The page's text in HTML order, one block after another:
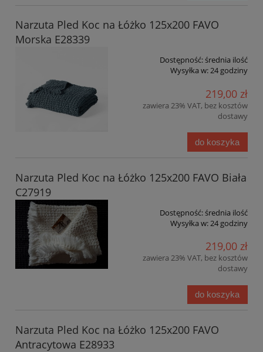
Narzuta Pled Koc na Łóżko 125x200 FAVO
Morska E28339
Dostępność:średnia ilość
Wysyłka w:24 godziny
219,00 zł
zawiera 23% VAT, bez kosztów
dostawy
do koszyka
Narzuta Pled Koc na Łóżko 125x200 FAVO Biała
C27919
Dostępność:średnia ilość
Wysyłka w:24 godziny
219,00 zł
zawiera 23% VAT, bez kosztów
dostawy
do koszyka
Narzuta Pled Koc na Łóżko 125x200 FAVO
Antracytowa E28933